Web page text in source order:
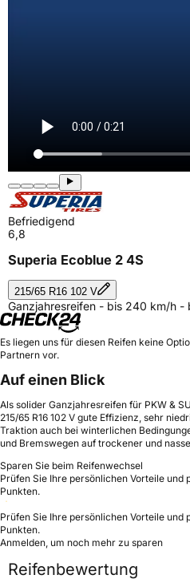
Befriedigend
6,8
Superia Ecoblue 2 4S
215/65 R16 102 V
Ganzjahresreifen - bis 240 km/h -
Es liegen uns für diesen Reifen keine
Partnern vor.
Auf einen Blick
Als solider Ganzjahresreifen für PKW &
215/65 R16 102 V gute Effizienz, sehr
Traktion auch bei winterlichen
und Bremswegen auf trockener und
Sparen Sie beim Reifenwechsel
Prüfen Sie Ihre persönlichen Vorteile und
Punkten.
Prüfen Sie Ihre persönlichen Vorteile und
Punkten.
Anmelden, um noch mehr zu sparen
Reifenbewertung